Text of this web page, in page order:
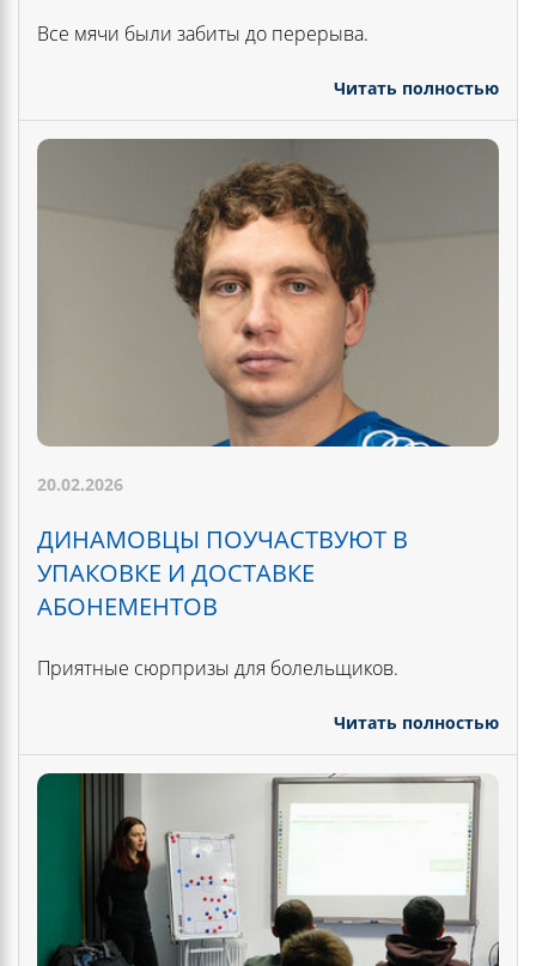
Все мячи были забиты до перерыва.
Читать полностью
20.02.2026
ДИНАМОВЦЫ ПОУЧАСТВУЮТ В
УПАКОВКЕ И ДОСТАВКЕ
АБОНЕМЕНТОВ
Приятные сюрпризы для болельщиков.
Читать полностью